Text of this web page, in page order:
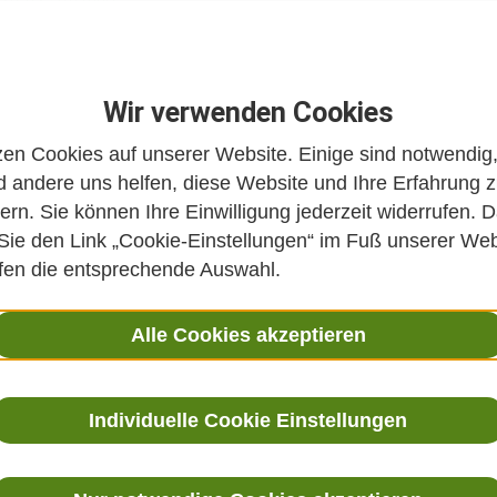
Wir verwenden Cookies
Cookies auf unserer Website. Einige sind notwendig,
andere uns helfen, diese Website und Ihre Erfahrung
Sie können Ihre Einwilligung jederzeit widerrufen.
den Link „Cookie-Einstellungen“ im Fuß unserer
die entsprechende Auswahl.
Alle Cookies akzeptieren
Individuelle Cookie Einstellungen
des Zentralverbandes der Ärzte für
e.V. (ZAEN) im Rahmen des 141. ZAEN-
LinkedIn E-Mail
Symposium geht es nicht um Traditionspflege und
historische Analyse der Inhalte und der